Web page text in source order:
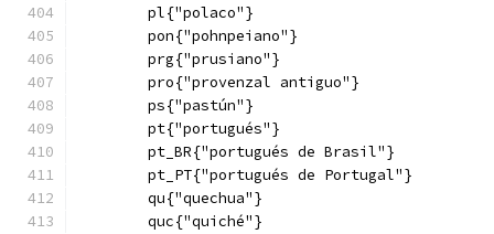
        pl{"polaco"}
        pon{"pohnpeiano"}
        prg{"prusiano"}
        pro{"provenzal antiguo"}
        ps{"pastún"}
        pt{"portugués"}
        pt_BR{"portugués de Brasil"}
        pt_PT{"portugués de Portugal"}
        qu{"quechua"}
        quc{"quiché"}